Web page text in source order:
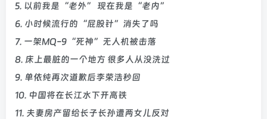
5. 以前我是“老外” 现在我是“老内”
6. 小时候流行的“屁股针”消失了吗
7. 一架MQ-9“死神”无人机被击落
8. 床上最脏的一个地方 很多人从没洗过
9. 单依纯再次道歉后李荣浩秒回
10. 中国将在长江水下开高铁
11. 夫妻房产留给长子长孙遭两女儿反对